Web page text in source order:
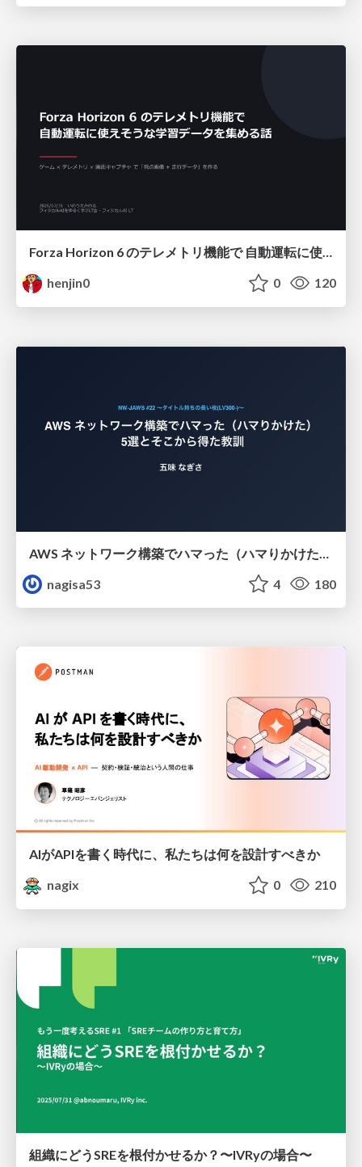
Forza Horizon 6 のテレメトリ機能で 自動運転に使えそうな学習データを集める話
henjin0
0 120
nagisa53
4 180
AIがAPIを書く時代に、私たちは何を設計すべきか
nagix
0 210
組織にどうSREを根付かせるか？〜IVRyの場合〜